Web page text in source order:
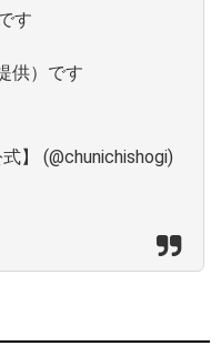
す
供）です
】 (@chunichishogi)